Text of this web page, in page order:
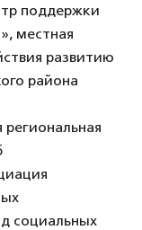
поддержки
местная
развитию
района
социальных